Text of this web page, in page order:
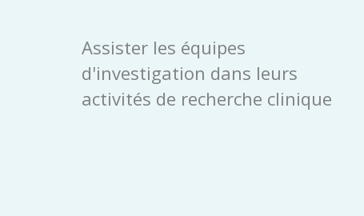
Assister les équipes
d'investigation dans leurs
activités de recherche clinique